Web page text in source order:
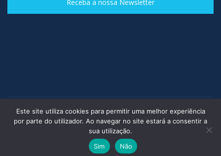
Desenvolvido porGavinha | Agência de Comunicação© 2021
MACRO-FRIO, S.A. - COMÉRCIO INTERNACIONAL DE
PRODUTOS ALIMENTARES
Este site utiliza cookies para permitir uma melhor experiência
por parte do utilizador. Ao navegar no site estará a consentir a
sua utilização.
Sim
Não